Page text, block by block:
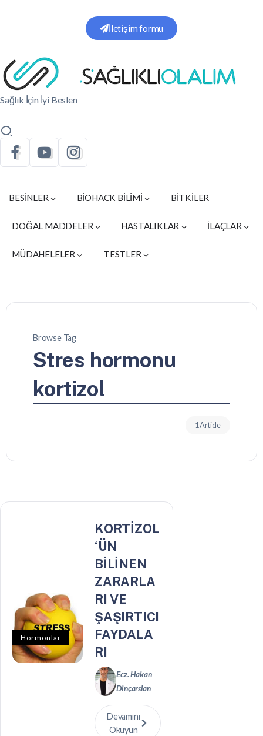
İletişim formu
Sağlık İçin İyi Beslen
BESİNLER BİOHACK BİLİMİ BİTKİLER
DOĞAL MADDELER HASTALIKLAR İLAÇLAR
MÜDAHELELER TESTLER
Browse Tag
Stres hormonu
kortizol
1 Article
Hormonlar
KORTİZOL
‘ÜN
BİLİNEN
ZARARLA
RI VE
ŞAŞIRTICI
FAYDALA
RI
Ecz. Hakan
Dinçarslan
Devamını
Okuyun